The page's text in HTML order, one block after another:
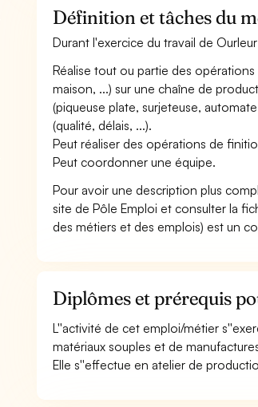
Définition et tâches du
Durant l'exercice du travail de
Réalise tout ou partie des
maison, ...) sur une chaîne de
(piqueuse plate, surjeteuse,
(qualité, délais, ...).
Peut réaliser des opérations de
Peut coordonner une équipe.
Pour avoir une description plus
site de Pôle Emploi et consulter la
des métiers et des emplois) est un
Diplômes et prérequis
L''activité de cet emploi/métier
matériaux souples et de
Elle s''effectue en atelier de